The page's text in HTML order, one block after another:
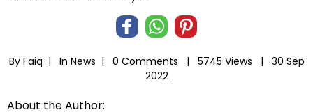
By Faiq | In News | 0 Comments | 5745 Views |
30 Sep
2022
About the Author: